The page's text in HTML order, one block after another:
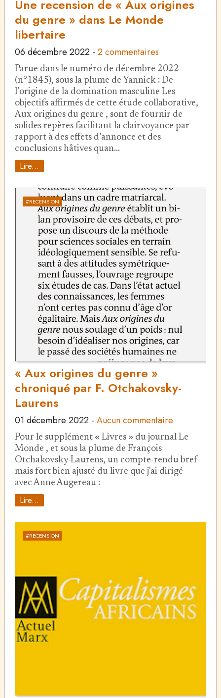
Une recension de « Aux origines
du genre » dans Le Monde
libertaire
06 décembre 2022- 2 commentaires
Parue dans le numéro de décembre 2022
(n°1845), sous la plume de Yannick : De
l’origine de la domination masculine Les
objectifs affirmés de cette étude collaborative,
Aux origines du genre , sont de fournir de
solides repères facilitant la clairvoyance par
rapport à des effets d’annonce et des
conclusions hâtives quan…
Lire...
#RECENSION
« Aux origines du genre »
chroniqué par F. Otchakovsky-
Laurens
01 décembre 2022- Aucun commentaire
Pour le supplément « Livres » du journal Le
Monde , et sous la plume de François
Otchakovsky-Laurens, un compte-rendu bref
mais fort bien ajusté du livre que j'ai dirigé
avec Anne Augereau :
Lire...
#RECENSION